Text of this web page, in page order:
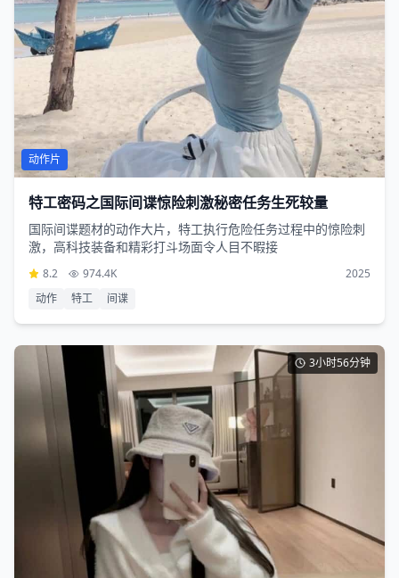
动作片
特工密码之国际间谍惊险刺激秘密任务生死较量
国际间谍题材的动作大片，特工执行危险任务过程中的惊险刺
激，高科技装备和精彩打斗场面令人目不暇接
8.2 974.4K
2025
动作
特工 间谍
3小时56分钟